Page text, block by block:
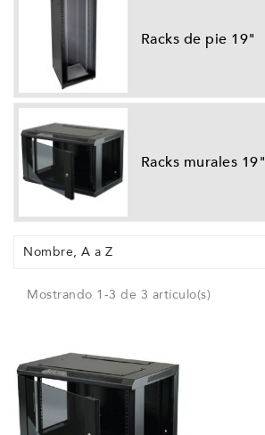
Racks de pie 19"
Racks murales 19"
Nombre, A a Z
Mostrando 1-3 de 3 artículo(s)